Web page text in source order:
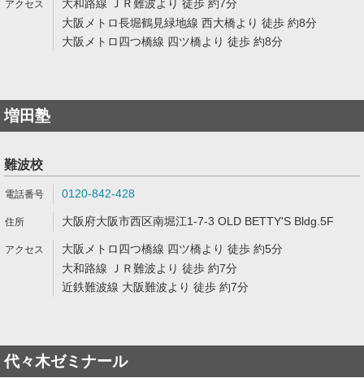
大和路線 ＪＲ難波より 徒歩 約7分
大阪メトロ長堀鶴見緑地線 西大橋より 徒歩 約8分
大阪メトロ四つ橋線 四ツ橋より 徒歩 約8分
増田塾
難波校
0120-842-428
大阪府大阪市西区南堀江1-7-3 OLD BETTY'S Bldg.5F
大阪メトロ四つ橋線 四ツ橋より 徒歩 約5分
大和路線 ＪＲ難波より 徒歩 約7分
近鉄難波線 大阪難波より 徒歩 約7分
代々木ゼミナール